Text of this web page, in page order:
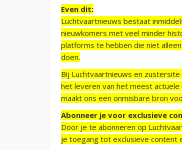
Even dit:
Luchtvaartnieuws bestaat
nieuwkomers met veel minder
platforms te hebben die niet
doen.
Bij Luchtvaartnieuws en
het leveren van het meest
maakt ons een onmisbare bron
Abonneer je voor exclusieve
Door je te abonneren op
je toegang tot exclusieve content